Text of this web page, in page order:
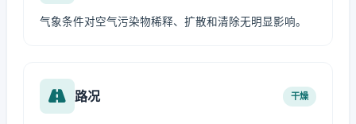
气象条件对空气污染物稀释、扩散和清除无明显影响。
路况 干燥